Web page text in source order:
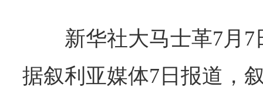
新华社大马士革7月
据叙利亚媒体7日报道，